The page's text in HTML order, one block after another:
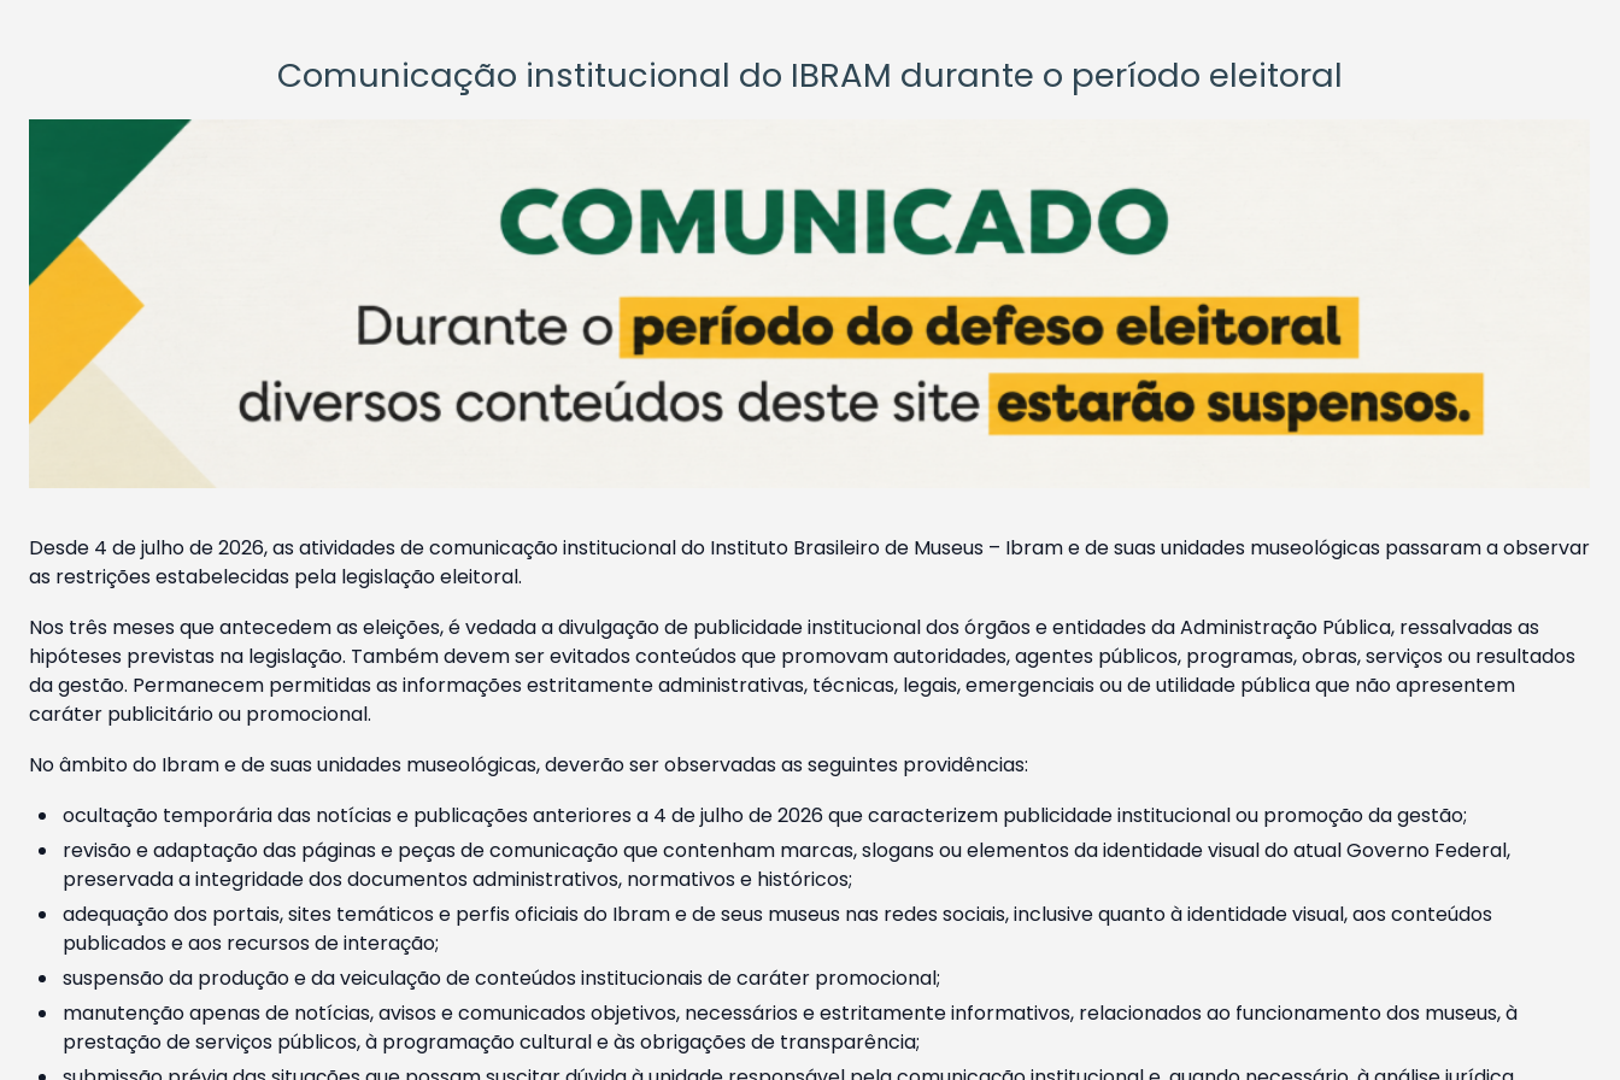
Comunicação institucional do IBRAM durante o período eleitoral
Desde 4 de julho de 2026, as atividades de comunicação institucional do Instituto Brasileiro de Museus – Ibram e de suas unidades museológicas passaram a observar
as restrições estabelecidas pela legislação eleitoral.
Nos três meses que antecedem as eleições, é vedada a divulgação de publicidade institucional dos órgãos e entidades da Administração Pública, ressalvadas as
hipóteses previstas na legislação. Também devem ser evitados conteúdos que promovam autoridades, agentes públicos, programas, obras, serviços ou resultados
da gestão. Permanecem permitidas as informações estritamente administrativas, técnicas, legais, emergenciais ou de utilidade pública que não apresentem
caráter publicitário ou promocional.
No âmbito do Ibram e de suas unidades museológicas, deverão ser observadas as seguintes providências:
ocultação temporária das notícias e publicações anteriores a 4 de julho de 2026 que caracterizem publicidade institucional ou promoção da gestão;
revisão e adaptação das páginas e peças de comunicação que contenham marcas, slogans ou elementos da identidade visual do atual Governo Federal,
preservada a integridade dos documentos administrativos, normativos e históricos;
adequação dos portais, sites temáticos e perfis oficiais do Ibram e de seus museus nas redes sociais, inclusive quanto à identidade visual, aos conteúdos
publicados e aos recursos de interação;
suspensão da produção e da veiculação de conteúdos institucionais de caráter promocional;
manutenção apenas de notícias, avisos e comunicados objetivos, necessários e estritamente informativos, relacionados ao funcionamento dos museus, à
prestação de serviços públicos, à programação cultural e às obrigações de transparência;